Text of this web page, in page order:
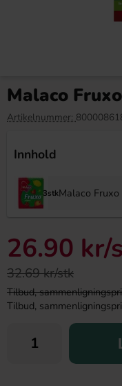
Malaco
Artikelnummer:
Innhold
3stkMalaco
26.90 kr/
32.69 kr/stk
Tilbud,
Tilbud,